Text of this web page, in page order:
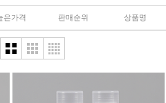
은가격 판매순위 상품명